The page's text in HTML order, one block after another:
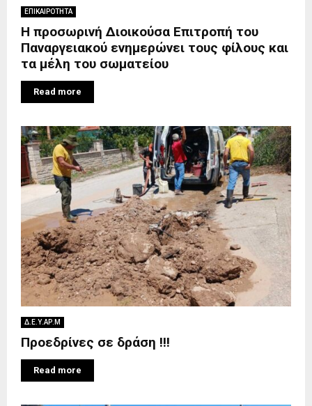
ΕΠΙΚΑΙΡΟΤΗΤΑ
Η προσωρινή Διοικούσα Επιτροπή του
Παναργειακού ενημερώνει τους φίλους και
τα μέλη του σωματείου
Read more
Δ.Ε.Υ.ΑΡ.Μ
Προεδρίνες σε δράση !!!
Read more